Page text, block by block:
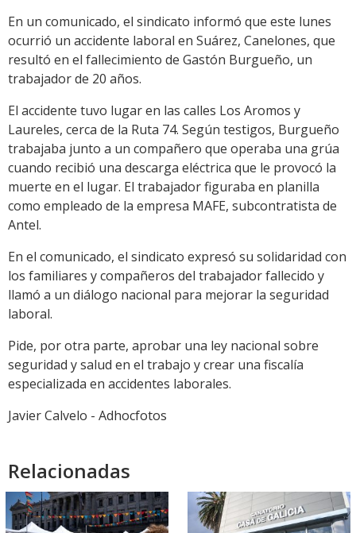
En un comunicado, el sindicato informó que este lunes
ocurrió un accidente laboral en Suárez, Canelones, que
resultó en el fallecimiento de Gastón Burgueño, un
trabajador de 20 años.
El accidente tuvo lugar en las calles Los Aromos y
Laureles, cerca de la Ruta 74. Según testigos, Burgueño
trabajaba junto a un compañero que operaba una grúa
cuando recibió una descarga eléctrica que le provocó la
muerte en el lugar. El trabajador figuraba en planilla
como empleado de la empresa MAFE, subcontratista de
Antel.
En el comunicado, el sindicato expresó su solidaridad con
los familiares y compañeros del trabajador fallecido y
llamó a un diálogo nacional para mejorar la seguridad
laboral.
Pide, por otra parte, aprobar una ley nacional sobre
seguridad y salud en el trabajo y crear una fiscalía
especializada en accidentes laborales.
Javier Calvelo - Adhocfotos
Relacionadas